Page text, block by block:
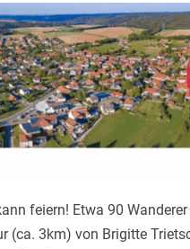
feiern! Etwa 90
(ca. 3km) von Brigitte